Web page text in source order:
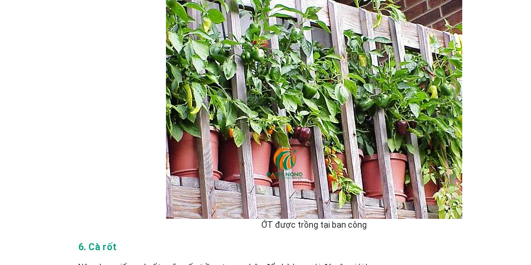
ỚT được trồng tại ban công
6. Cà rốt